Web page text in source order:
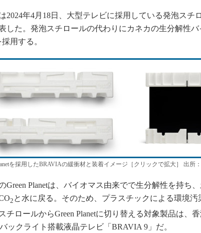
S＆OP
メイドインジ
海外生産
グローバル設
制御セキュリ
2024年4月18日、大型テレビに採用している発泡スチ
した。発泡スチロールの代わりにカネカの生分解性バ
用する。
を採用したBRAVIAの緩衝材と装着イメージ［クリックで拡大］ 出所
Green Planetは、バイオマス由来でで生分解性を持ち
2 と水に戻る。そのため、プラスチックによる環境
チロールからGreen Planetに切り替える対象製品は、
ックライト搭載液晶テレビ「BRAVIA 9」だ。